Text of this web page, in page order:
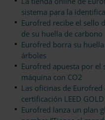
sistema para la
Eurofred recibe el sello
de su huella de carbono
Eurofred borra su
árboles
Eurofred apuesta por el
máquina con CO2
Las oficinas de
certificación LEED GOLD
Eurofred lanza un plan